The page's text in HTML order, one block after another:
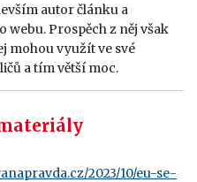
autor článku a
Prospěch z něj však
mohou využít ve své
a tím větší moc.
2023/10/eu-se-